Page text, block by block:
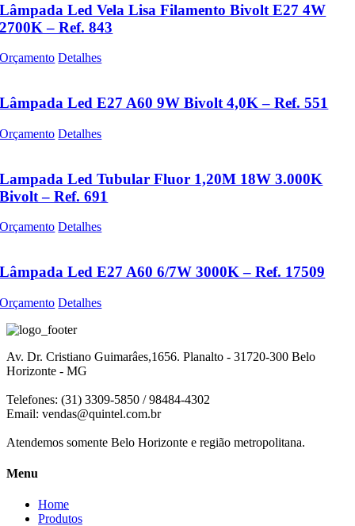
Lâmpada Led Vela Lisa Filamento Bivolt E27 4W
2700K – Ref. 843
Orçamento Detalhes
Lâmpada Led E27 A60 9W Bivolt 4,0K – Ref. 551
Orçamento Detalhes
Lampada Led Tubular Fluor 1,20M 18W 3.000K
Bivolt – Ref. 691
Orçamento Detalhes
Lâmpada Led E27 A60 6/7W 3000K – Ref. 17509
Orçamento Detalhes
Av. Dr. Cristiano Guimarâes,1656. Planalto - 31720-300 Belo
Horizonte - MG
Telefones: (31) 3309-5850 / 98484-4302
Email: vendas@quintel.com.br
Atendemos somente Belo Horizonte e região metropolitana.
Menu
Home
Produtos